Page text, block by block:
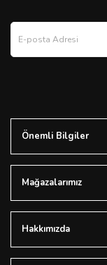
Önemli Bilgiler
Mağazalarımız
Hakkımızda